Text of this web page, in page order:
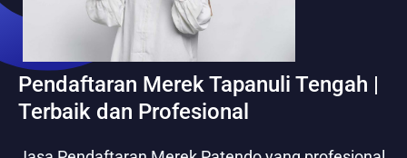
Pendaftaran Merek Tapanuli Tengah |
Terbaik dan Profesional